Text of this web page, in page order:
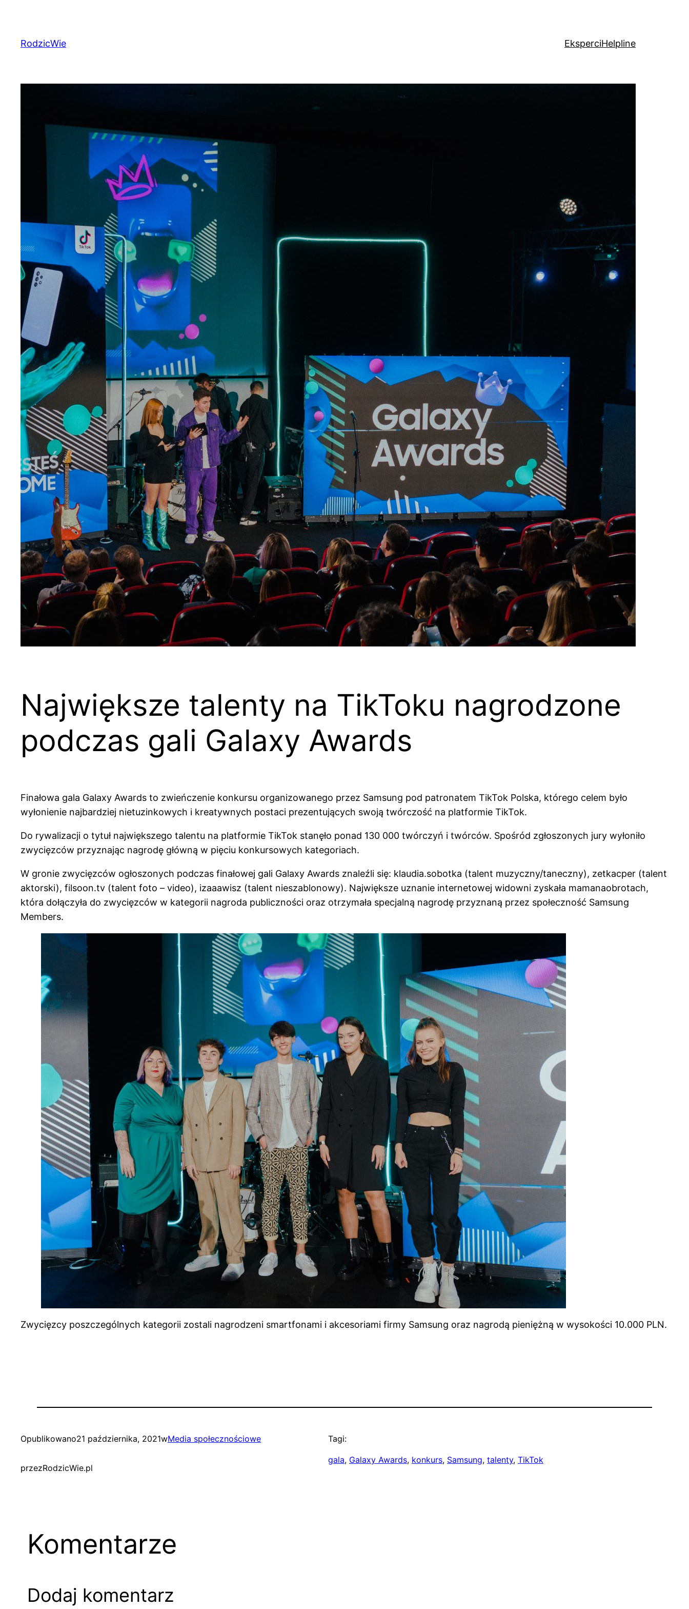
treściRodzicWie EksperciHelpline
Największe talenty na TikToku nagrodzone
podczas gali Galaxy Awards
Finałowa gala Galaxy Awards to zwieńczenie konkursu organizowanego przez Samsung pod patronatem TikTok Polska, którego celem było
wyłonienie najbardziej nietuzinkowych i kreatywnych postaci prezentujących swoją twórczość na platformie TikTok.
Do rywalizacji o tytuł największego talentu na platformie TikTok stanęło ponad 130 000 twórczyń i twórców. Spośród zgłoszonych jury wyłoniło
zwycięzców przyznając nagrodę główną w pięciu konkursowych kategoriach.
W gronie zwycięzców ogłoszonych podczas finałowej gali Galaxy Awards znaleźli się: klaudia.sobotka (talent muzyczny/taneczny), zetkacper (talent
aktorski), filsoon.tv (talent foto – video), izaaawisz (talent nieszablonowy). Największe uznanie internetowej widowni zyskała mamanaobrotach,
która dołączyła do zwycięzców w kategorii nagroda publiczności oraz otrzymała specjalną nagrodę przyznaną przez społeczność Samsung
Members.
Zwycięzcy poszczególnych kategorii zostali nagrodzeni smartfonami i akcesoriami firmy Samsung oraz nagrodą pieniężną w wysokości 10.000 PLN.
Opublikowano21 października, 2021wMedia społecznościowe
przezRodzicWie.pl
Tagi:
gala, Galaxy Awards, konkurs, Samsung, talenty, TikTok
Komentarze
Dodaj komentarz